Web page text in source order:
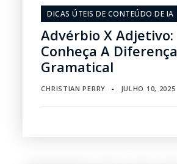
DICAS ÚTEIS DE CONTEÚDO DE IA
Advérbio X Adjetivo:
Conheça A Diferença
Gramatical
CHRISTIAN PERRY ▪ JULHO 10, 2025